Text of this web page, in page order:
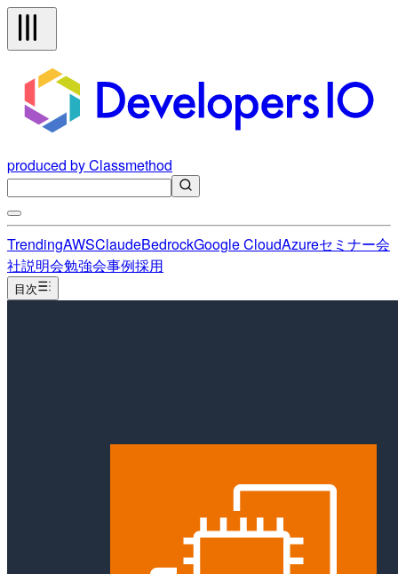
produced by Classmethod
TrendingAWSClaudeBedrockGoogle CloudAzureセミナー会
社説明会勉強会事例採用
目次